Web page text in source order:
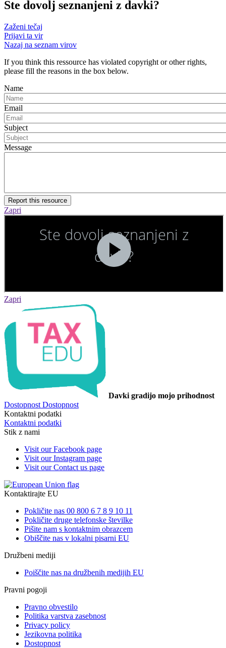
Ste dovolj seznanjeni z davki?
Zaženi tečaj
Prijavi ta vir
Nazaj na seznam virov
If you think this ressource has violated copyright or other rights,
please fill the reasons in the box below.
Name
Email
Subject
Message
Report this resource
Zapri
Zapri
Davki gradijo mojo prihodnost
Dostopnost Dostopnost
Kontaktni podatki
Kontaktni podatki
Stik z nami
Visit our Facebook page
Visit our Instagram page
Visit our Contact us page
Kontaktirajte EU
Pokličite nas 00 800 6 7 8 9 10 11
Pokličite druge telefonske številke
Pišite nam s kontaktnim obrazcem
Obiščite nas v lokalni pisarni EU
Družbeni mediji
Poiščite nas na družbenih medijih EU
Pravni pogoji
Pravno obvestilo
Politika varstva zasebnost
Privacy policy
Jezikovna politika
Dostopnost